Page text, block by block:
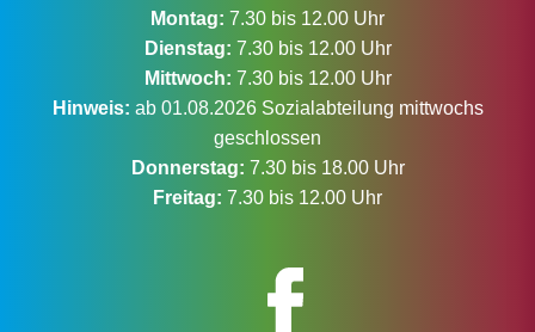
Montag: 7.30 bis 12.00 Uhr
Dienstag: 7.30 bis 12.00 Uhr
Mittwoch: 7.30 bis 12.00 Uhr
Hinweis: ab 01.08.2026 Sozialabteilung mittwochs
geschlossen
Donnerstag: 7.30 bis 18.00 Uhr
Freitag: 7.30 bis 12.00 Uhr